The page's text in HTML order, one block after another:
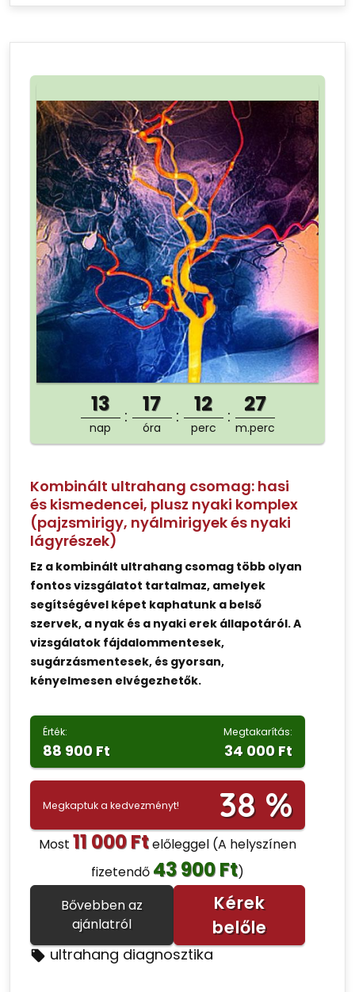
13
nap
17
óra
12
perc
26
m.perc
Kombinált ultrahang csomag: hasi
és kismedencei, plusz nyaki komplex
(pajzsmirigy, nyálmirigyek és nyaki
lágyrészek)
Ez a kombinált ultrahang csomag több olyan
fontos vizsgálatot tartalmaz, amelyek
segítségével képet kaphatunk a belső
szervek, a nyak és a nyaki erek állapotáról. A
vizsgálatok fájdalommentesek,
sugárzásmentesek, és gyorsan,
kényelmesen elvégezhetők.
Érték:
88 900 Ft
Megtakarítás:
34 000 Ft
Megkaptuk a kedvezményt! 38 %
Most 11 000 Ftelőleggel (A helyszínen
fizetendő 43 900 Ft)
Bővebben az
ajánlatról
Kérek
belőle
ultrahang diagnosztika